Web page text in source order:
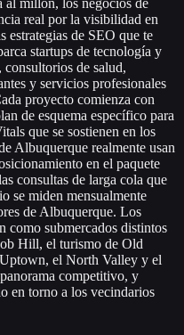
real por la visibilidad en
estrategias de SEO que te
startups de tecnología y
de salud,
y servicios profesionales
proyecto comienza con
de esquema específico para
que se sostienen en los
Albuquerque realmente usan
en el paquete
consultas de larga cola que
se miden mensualmente
de Albuquerque. Los
como submercados distintos
Hill, el turismo de Old
el North Valley y el
competitivo, y
en torno a los vecindarios